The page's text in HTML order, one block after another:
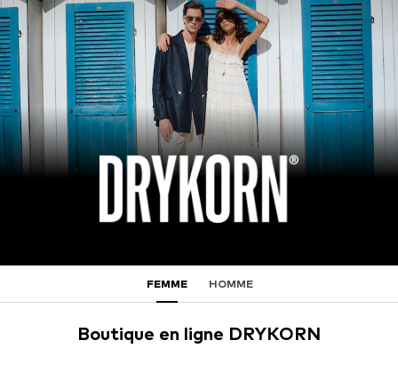
FEMME HOMME
Boutique en ligne DRYKORN